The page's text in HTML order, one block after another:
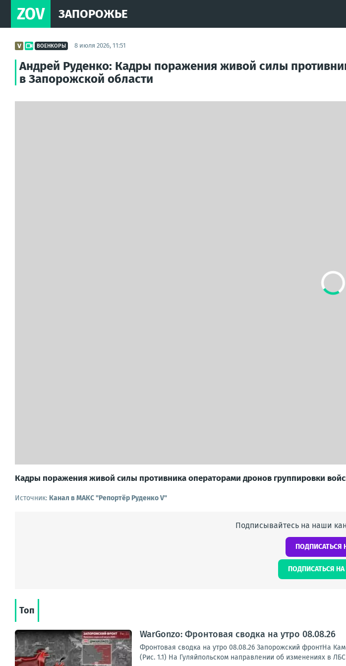
ZOV ЗАПОРОЖЬЕ
ВОЕНКОРЫ 8 июля 2026, 11:51
Андрей Руденко: Кадры поражения живой силы
в Запорожской области
Кадры поражения живой силы противника операторами дронов группировки
Источник: Канал в МАКС "Репортёр Руденко V"
Подписывайтесь на наши
ПОДПИСАТЬСЯ
ПОДПИСАТЬСЯ НА
Топ
WarGonzo: Фронтовая сводка на утро 08.08.26
Фронтовая сводка на утро 08.08.26 Запорожский фронтНа
(Рис. 1.1) На Гуляйпольском направлении об изменениях в